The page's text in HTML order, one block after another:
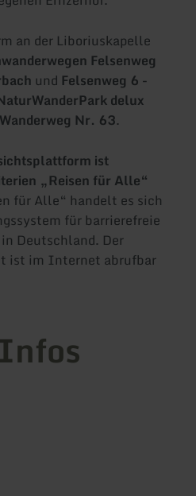
an der Liboriuskapelle
Felsenweg
und Felsenweg 6 -
delux
Nr. 63.
ist
„Reisen für Alle“
für Alle“ handelt es sich
für barrierefreie
Deutschland. Der
ist im Internet abrufbar